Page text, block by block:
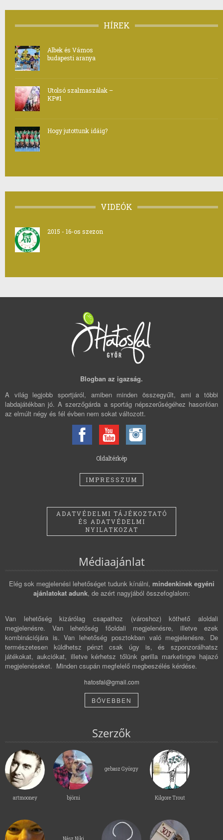
HÍREK
Albek és Vámos
budapesti aranya
Utolsó szalmaszálak –
KP#1
Hogy jutottunk idáig?
VIDEÓK
2015 - 16-os szezon
Blogban az igazság.
A világ legjobb sportjáról, amiben minden összegyűlt, ami a többi
labdajátékban jó. A szerzőgárda a sportág népszerűségéhez hasonlóan
az elmúlt négy és fél évben nem sokat változott.
Oldaltérkép
IMPRESSZUM
ADATVÉDELMI TÁJÉKOZTATÓ
ÉS ADATVÉDELMI
NYILATKOZAT
Médiaajánlat
Elég sok megjelenési lehetőséget tudunk kínálni, mindenkinek egyéni
ajánlatokat adunk, de azért nagyjából összefoglalom:
Van lehetőség kizárólag csapathoz (városhoz) köthető aloldali
megjelenésre. Van lehetőség főoldali megjelenésre, illetve ezek
kombinációjára is. Van lehetőség posztokban való megjelenésre. De
természetesen küldhetsz pénzt csak úgy is, és szponzorálhatsz
játékokat, aukciókat, illetve kérhetsz tőlünk gerilla marketingre hajazó
megjelenéseket. Minden csupán megfelelő megbeszélés kérdése.
hatosfal@gmail.com
BŐVEBBEN
Szerzők
artmooney björni
gebasz György
Kilgore Trout